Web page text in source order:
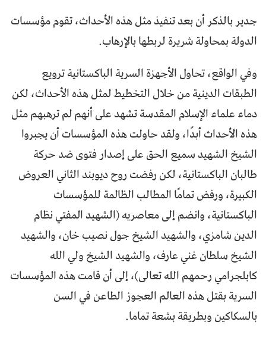
جدير بالذكر أن بعد تنفيذ مثل هذه الأحداث، تقوم مؤسسات
الدولة بمحاولة شريرة لربطها بالإرهاب.
وفي الواقع، تحاول الأجهزة السرية الباكستانية ترويع
الطبقات الدينية من خلال التخطيط لمثل هذه الأحداث، لكن
دماء علماء الإسلام المقدسة تشهد على أنهم لم ترهبهم مثل
هذه الأحداث أبدًا، ولقد حاولت هذه المؤسسات أن يجبروا
الشيخ الشهيد سميع الحق على إصدار فتوى ضد حركة
طالبان الباكستانية، لكن رفضت روح ديوبند الثاني العروض
الكبيرة، ورفض تمامًا المطالب الظالمة للمؤسسات
الباكستانية، وانضم إلى معاصريه (الشهيد المفتي نظام
الدين شامزي، والشهيد الشيخ جول نصيب خان، والشهيد
الشيخ سلطان غني عارف، والشهيد الشيخ ولي الله
كابلجرامي رحمهم الله تعالى)، إلى أن قامت هذه المؤسسات
السرية بقتل هذه العالم العجوز الطاعن في السن
بالسكاكين وبطريقة بشعة تماما.